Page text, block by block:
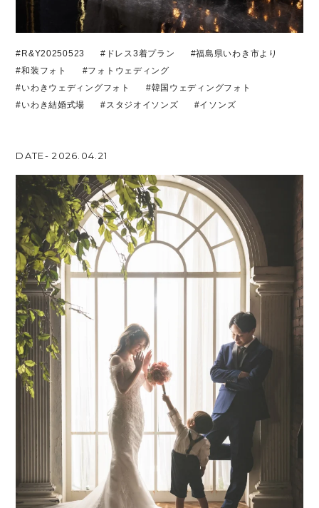
#R&Y20250523 #ドレス3着プラン
#福島県いわき市より
#和装フォト
#フォトウェディング
#いわきウェディングフォト
#韓国ウェディングフォト
#いわき結婚式場
#スタジオイソンズ #イソンズ
DATE- 2026.04.21